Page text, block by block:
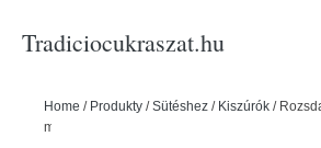
Tradiciocukraszat.hu
Home / Produkty /Sütéshez / Kiszúrók /
mézeskalács süti kivágó SNOWBIRD - ORION